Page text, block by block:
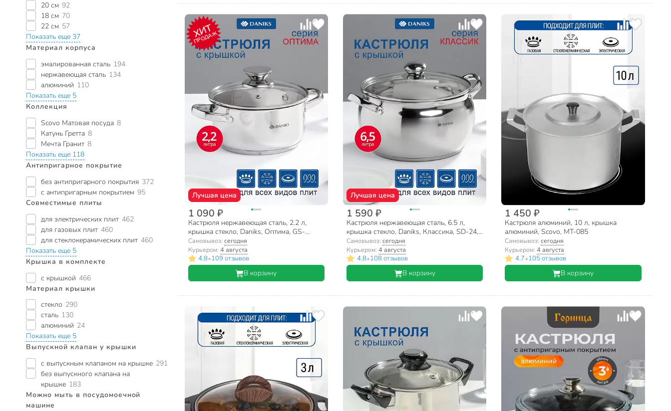
20 см 92
18 см 70
22 см 57
Показать еще 37
Материал корпуса
эмалированная сталь 194
нержавеющая сталь 134
алюминий 110
Показать еще 5
Коллекция
Scovo Матовая посуда 8
Катунь Гретта 8
Мечта Гранит 8
Показать еще 118
Антипригарное покрытие
без антипригарного покрытия 372
с антипригарным покрытием 95
Совместимые плиты
для электрических плит 462
для газовых плит 460
для стеклокерамических плит 460
Показать еще 5
Крышка в комплекте
с крышкой 466
Материал крышки
стекло 290
сталь 130
алюминий 24
Показать еще 5
Выпускной клапан у крышки
с выпускным клапаном на крышке 291
без выпускного клапана на
крышке 183
Можно мыть в посудомоечной
машине
ХИТ
ПРОДАЖ
Лучшая цена
1 090 ₽
Кастрюля нержавеющая сталь, 2.2 л,
крышка стекло, Daniks, Оптима, GS-
01201-18CA, индукция
Самовывоз: сегодня
Курьером: 4 августа
4.8•109 отзывов
В корзину
Лучшая цена
1 590 ₽
Кастрюля нержавеющая сталь, 6.5 л,
крышка стекло, Daniks, Классика, SD-24,
индукция
Самовывоз: сегодня
Курьером: 4 августа
4.8•108 отзывов
В корзину
1 450 ₽
Кастрюля алюминий, 10 л, крышка
алюминий, Scovo, МТ-085
Самовывоз:сегодня
Курьером:4 августа
4.7•105 отзывов
В корзину